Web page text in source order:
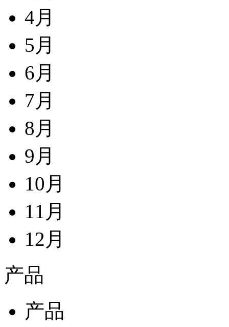
4月
5月
6月
7月
8月
9月
10月
11月
12月
产品
产品